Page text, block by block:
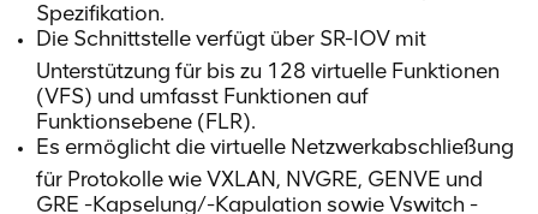
Spezifikation.
Die Schnittstelle verfügt über SR-IOV mit
Unterstützung für bis zu 128 virtuelle Funktionen
(VFS) und umfasst Funktionen auf
Funktionsebene (FLR).
Es ermöglicht die virtuelle Netzwerkabschließung
für Protokolle wie VXLAN, NVGRE, GENVE und
GRE -Kapselung/-Kapulation sowie Vswitch -